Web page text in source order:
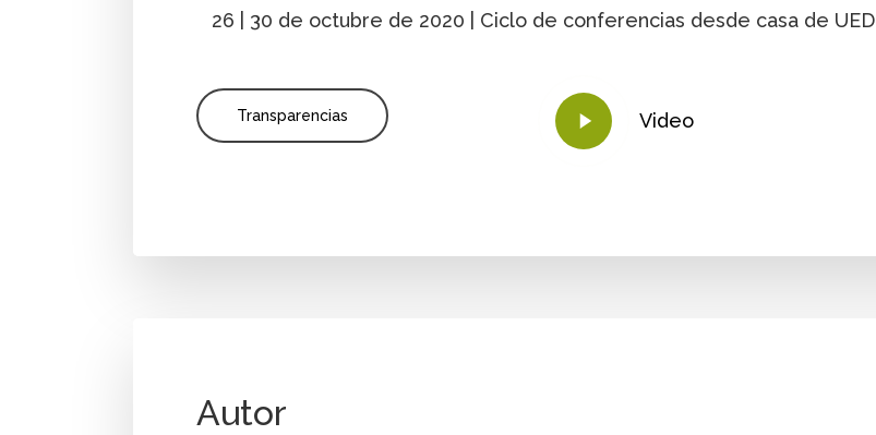
26 | 30 de octubre de 2020 | Ciclo de conferencias desde casa de UED
Transparencias
Play
Video
Video
Autor